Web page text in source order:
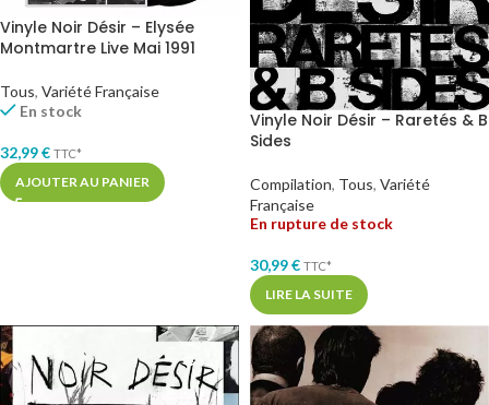
Vinyle Noir Désir – Elysée
Montmartre Live Mai 1991
Tous, Variété Française
En stock
32,99€ TTC*
AJOUTER AU PANIER
Vinyle Noir Désir – Raretés & B
Sides
Compilation, Tous, Variété
Française
En rupture de stock
30,99€ TTC*
LIRE LA SUITE